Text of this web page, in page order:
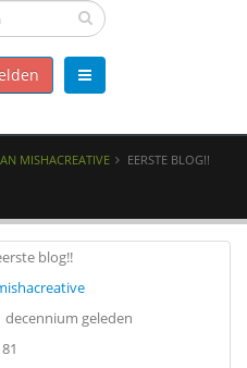
MISHACREATIVE EERSTE BLOG!!
blog!!
decennium geleden